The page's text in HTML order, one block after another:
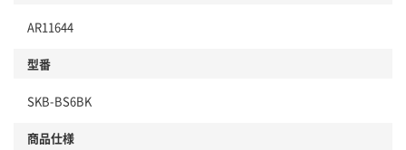
AR11644
型番
SKB-BS6BK
商品仕様